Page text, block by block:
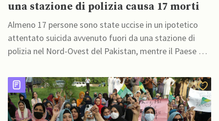
una stazione di polizia causa 17 morti
Almeno 17 persone sono state uccise in un ipotetico
attentato suicida avvenuto fuori da una stazione di
polizia nel Nord-Ovest del Pakistan, mentre il Paese è